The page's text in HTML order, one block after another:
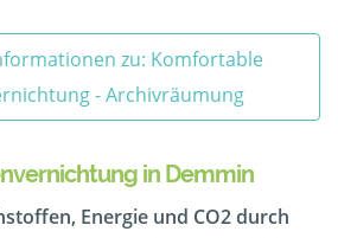
zu: Komfortable
- Archivräumung
in Demmin
Energie und CO2 durch